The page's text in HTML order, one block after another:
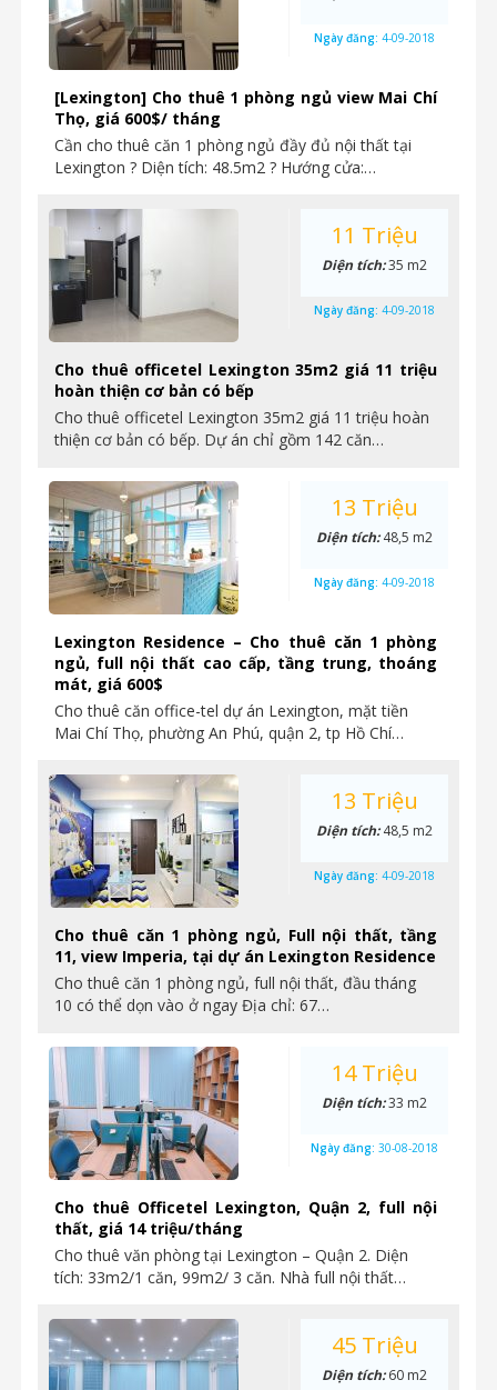
[Lexington] Cho thuê 1 phòng ngủ view Mai Chí
Thọ, giá 600$/ tháng
Cần cho thuê căn 1 phòng ngủ đầy đủ nội thất tại
Lexington ? Diện tích: 48.5m2 ? Hướng cửa:…
Ngày đăng: 4-09-2018
Cho thuê officetel Lexington 35m2 giá 11 triệu
hoàn thiện cơ bản có bếp
Cho thuê officetel Lexington 35m2 giá 11 triệu hoàn
thiện cơ bản có bếp. Dự án chỉ gồm 142 căn…
11 Triệu
Diện tích:35 m2
Ngày đăng: 4-09-2018
Lexington Residence – Cho thuê căn 1 phòng
ngủ, full nội thất cao cấp, tầng trung, thoáng
mát, giá 600$
Cho thuê căn office-tel dự án Lexington, mặt tiền
Mai Chí Thọ, phường An Phú, quận 2, tp Hồ Chí…
13 Triệu
Diện tích:48,5 m2
Ngày đăng: 4-09-2018
Cho thuê căn 1 phòng ngủ, Full nội thất, tầng
11, view Imperia, tại dự án Lexington Residence
Cho thuê căn 1 phòng ngủ, full nội thất, đầu tháng
10 có thể dọn vào ở ngay Địa chỉ: 67…
13 Triệu
Diện tích:48,5 m2
Ngày đăng: 4-09-2018
Cho thuê Officetel Lexington, Quận 2, full nội
thất, giá 14 triệu/tháng
Cho thuê văn phòng tại Lexington – Quận 2. Diện
tích: 33m2/1 căn, 99m2/ 3 căn. Nhà full nội thất…
14 Triệu
Diện tích:33 m2
Ngày đăng: 30-08-2018
45 Triệu
Diện tích:60 m2